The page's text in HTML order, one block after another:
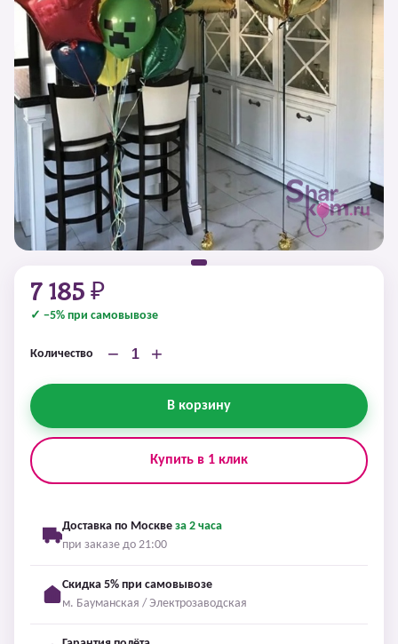
7 185 ₽
✓ −5% при самовывозе
Количество − +
В корзину
Купить в 1 клик
Доставка по Москве за 2 часа
при заказе до 21:00
Скидка 5% при самовывозе
м. Бауманская / Электрозаводская